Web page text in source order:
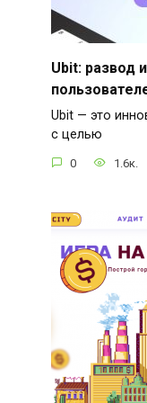
Ubit: развод
Ubit — это
с целью
0 1.6к.